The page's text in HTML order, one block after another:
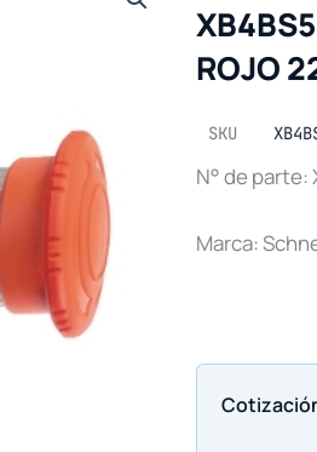
ROJO
SKU
N° de parte:
Marca: